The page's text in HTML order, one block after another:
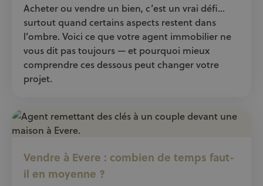
Acheter ou vendre un bien, c’est un vrai défi…
surtout quand certains aspects restent dans
l’ombre. Voici ce que votre agent immobilier ne
vous dit pas toujours — et pourquoi mieux
comprendre ces dessous peut changer votre
projet.
Vendre à Evere : combien de temps faut-
il en moyenne ?